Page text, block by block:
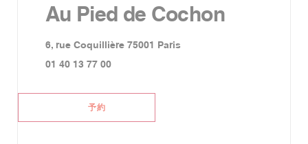
Au Pied de Cochon
6, rue Coquillière 75001 Paris
01 40 13 77 00
予約